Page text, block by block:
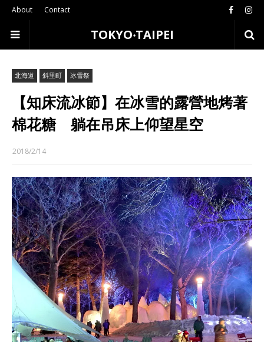
About Contact
TOKYO‧TAIPEI
北海道 斜里町 冰雪祭
【知床流冰節】在冰雪的露營地烤著
棉花糖 躺在吊床上仰望星空
2018/2/14